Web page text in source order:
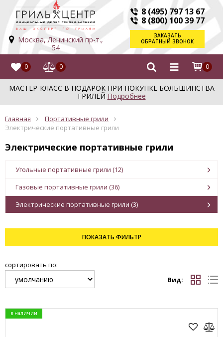
Москва, Ленинский пр-т.,
54
8 (495) 797 13 67
8 (800) 100 39 77
ЗАКАЗАТЬ
ОБРАТНЫЙ ЗВОНОК
0 0 0
МАСТЕР-КЛАСС В ПОДАРОК ПРИ ПОКУПКЕ БОЛЬШИНСТВА
ГРИЛЕЙ Подробнее
Главная
Портативные грили
Электрические портативные грили
Электрические портативные грили
Угольные портативные грили (12)
Газовые портативные грили (36)
Электрические портативные грили (3)
ПОКАЗАТЬ ФИЛЬТР
сортировать по:
Вид:
в наличии